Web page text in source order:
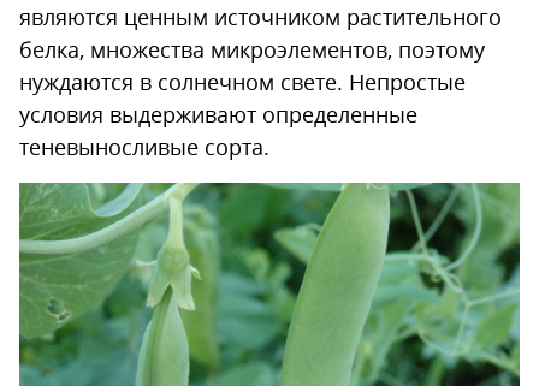
являются ценным источником растительного
белка, множества микроэлементов, поэтому
нуждаются в солнечном свете. Непростые
условия выдерживают определенные
теневыносливые сорта.